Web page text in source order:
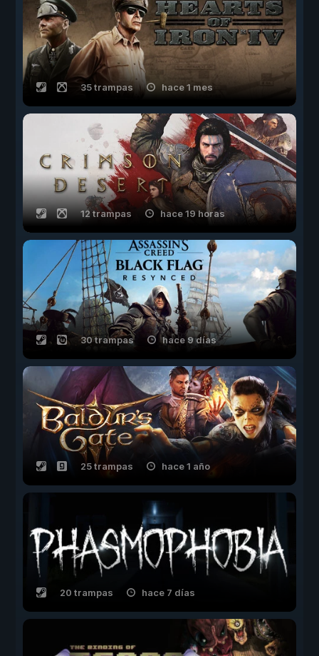
35 trampas hace 1 mes
12 trampas hace 19 horas
30 trampas hace 9 días
25 trampas hace 1 año
20 trampas hace 7 días